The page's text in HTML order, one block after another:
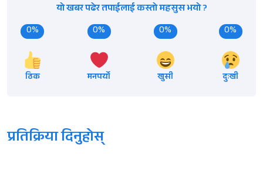
यो खबर पढेर तपाईलाई कस्तो महसुस भयो ?
0%
ठिक
0%
मनपर्यो
0%
खुसी
0%
दुःखी
प्रतिक्रिया दिनुहोस्